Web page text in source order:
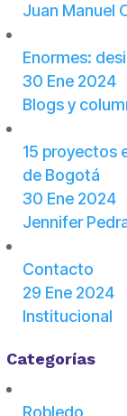
Juan Manuel
Enormes:
30 Ene 2024
Blogs y
15 proyectos
de Bogotá
30 Ene 2024
Jennifer
Contacto
29 Ene 2024
Institucional
Categorías